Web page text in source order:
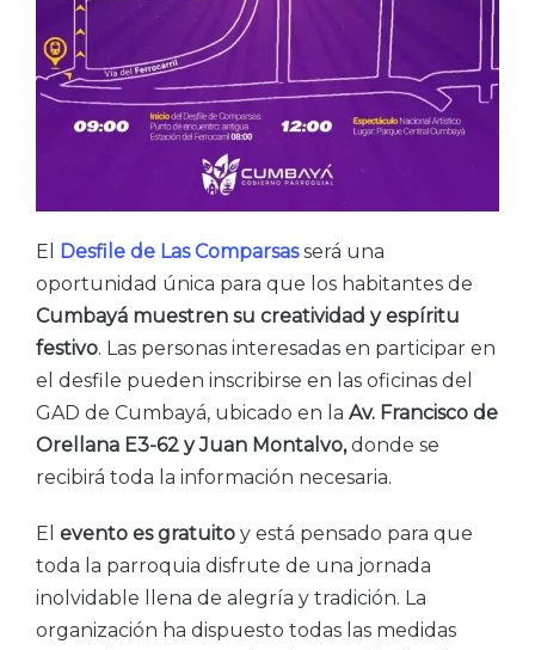
El Desfile de Las Comparsasserá una
oportunidad única para que los habitantes de
Cumbayá muestren su creatividad y espíritu
festivo. Las personas interesadas en participar en
el desfile pueden inscribirse en las oficinas del
GAD de Cumbayá, ubicado en la Av. Francisco de
Orellana E3-62 y Juan Montalvo,donde se
recibirá toda la información necesaria.
El evento es gratuito y está pensado para que
toda la parroquia disfrute de una jornada
inolvidable llena de alegría y tradición. La
organización ha dispuesto todas las medidas